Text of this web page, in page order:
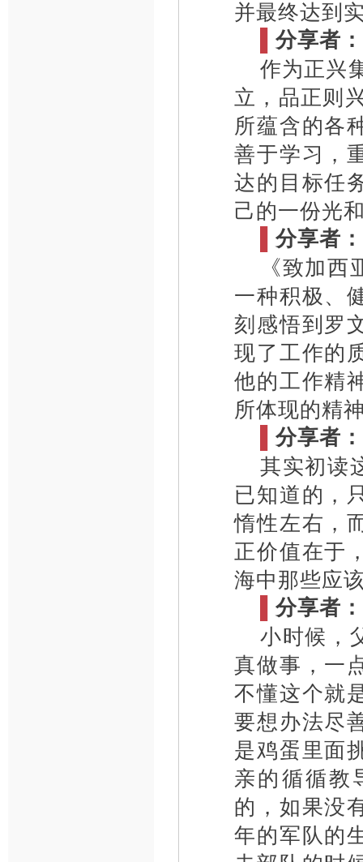
并最终达到
▌ 分享者
作为正兴
立，品正则
所蕴含的各
善于学习，
达的目标任
己的一份光
▌ 分享者
《致加
一种积极、
刻感悟到罗
现了工作的
他的工作精
所体现的精
▌ 分享者
其实初读
已知道的，
惰性左右，
正价值在于
海中那些应
▌ 分享者
小时候，
真做事，一
不懂这个就
要想办法尽
是鸡蛋里面
亲的循循教
的，如果没
年的军队的